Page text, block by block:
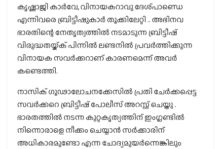
കൃഷ്ണാജി കാർവേ, വിനായകറാവു ദേശ്പാണ്ഡെ
എന്നിവരെ ബ്രിട്ടീഷുകാർ തൂക്കിലേറ്റി .. അഭിനവ
ഭാരതിന്റെ നേതൃത്വത്തിൽ നടമാടുന്ന ബ്രിട്ടീഷ്
വിരുദ്ധതയ്ക്ക് പിന്നിൽ ലണ്ടനിൽ പ്രവർത്തിക്കുന്ന
വിനായക സവർക്കറാണ് കാരണമെന്ന് അവർ
കണ്ടെത്തി.
നാസിക് ഗൂഢാലോചനക്കേസിൽ പ്രതി ചേർക്കപ്പെട്ട
സവർക്കറെ ബ്രിട്ടീഷ് പോലീസ് അറസ്റ്റ് ചെയ്തു .
ഭാരതത്തിൽ നടന്ന കുറ്റകൃത്യത്തിന് ഇംഗ്ലണ്ടിൽ
നിന്നൊരാളെ നീക്കം ചെയ്യാൻ സർക്കാരിന്
അധികാരമുണ്ടോ എന്ന ചോദ്യമുയർന്നെങ്കിലും